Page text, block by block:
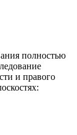
полностью
и правого